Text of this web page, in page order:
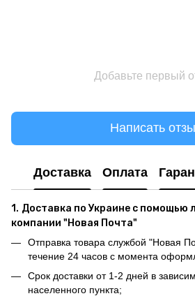
Добавьте первый
Написать
Доставка Оплата
1. Доставка по Украине с помощью
компании "Новая Почта"
Отправка товара службой "Новая
течение 24 часов с момента
Срок доставки от 1-2 дней в
населенного пункта;